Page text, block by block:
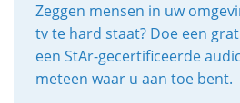
Zeggen mensen in uw
tv te hard staat? Doe een
een StAr-gecertificeerde
meteen waar u aan toe bent.